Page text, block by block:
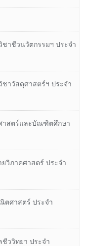
ชาชีวนวัตกรรมฯ ประจํา
ชาวัสดุศาสตร์ฯ ประจํา
ศาสตร์และบัณฑิตศึกษา
ยวิภาคศาสตร์ ประจํา
ตศาสตร์ ประจํา
ชีววิทยา ประจํา